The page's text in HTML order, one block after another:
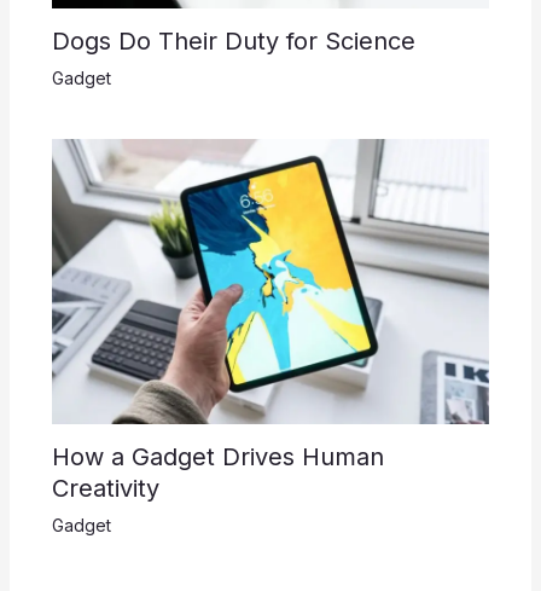
Dogs Do Their Duty for Science
Gadget
How a Gadget Drives Human
Creativity
Gadget